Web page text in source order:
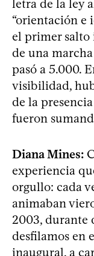
letra de la ley
“orientación e
el primer salto
de una
pasó a 5.000.
visibilidad,
de la
fueron
Diana Mines:
experiencia
orgullo: cada
animaban
2003, durante
desfilamos en
inaugural, a